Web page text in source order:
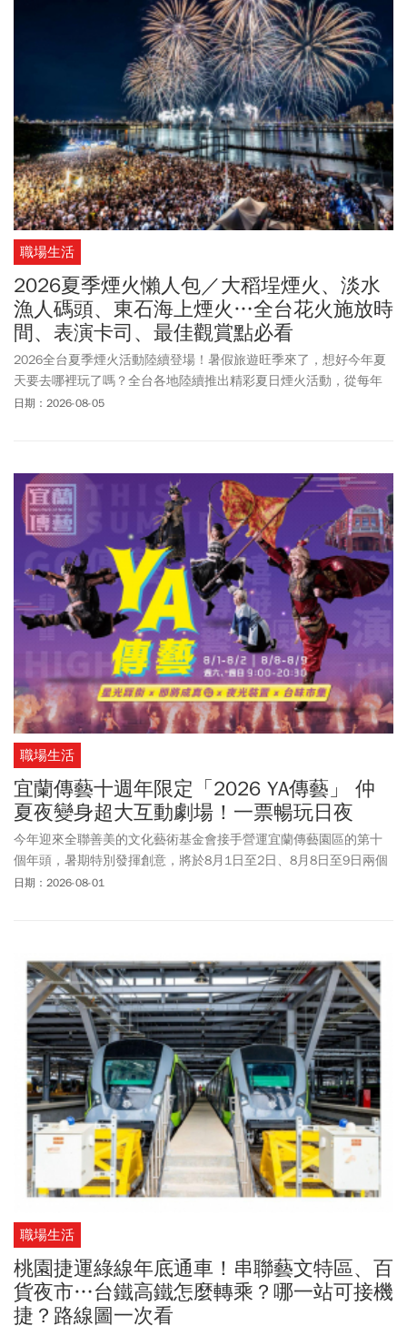
職場生活
2026夏季煙火懶人包／大稻埕煙火、淡水
漁人碼頭、東石海上煙火…全台花火施放時
間、表演卡司、最佳觀賞點必看
2026全台夏季煙火活動陸續登場！暑假旅遊旺季來了，想好今年夏
天要去哪裡玩了嗎？全台各地陸續推出精彩夏日煙火活動，從每年
最受矚目的澎湖花火節、大稻埕煙火、淡水漁人碼頭煙火秀，到慶
消息，由於白海豚颱風周末可能影響台灣，故新北淡水漁人碼頭首
場(8月9日)煙火秀延期至8月30日舉行。
日期：2026-08-05
職場生活
宜蘭傳藝十週年限定「2026 YA傳藝」 仲
夏夜變身超大互動劇場！一票暢玩日夜
今年迎來全聯善美的文化藝術基金會接手營運宜蘭傳藝園區的第十
個年頭，暑期特別發揮創意，將於8月1日至2日、8月8日至9日兩個
週末，隆重推出十週年限定盛事「2026 YA傳藝」。活動期間，園區
夜的全新旅遊體驗。此外，8月1日(六)活動開幕當天適逢原住民族
日，園區特別回饋社會，凡持有原住民身分相關證件的朋友，當天
皆可享有本人免費入園的專屬優惠。
日期：2026-08-01
職場生活
桃園捷運綠線年底通車！串聯藝文特區、百
貨夜市…台鐵高鐵怎麼轉乘？哪一站可接機
捷？路線圖一次看